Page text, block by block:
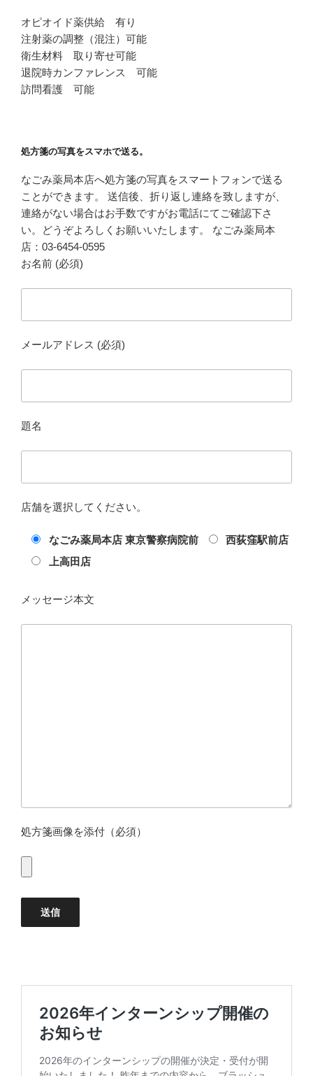
オピオイド薬供給 有り
注射薬の調整（混注）可能
衛生材料 取り寄せ可能
退院時カンファレンス 可能
訪問看護 可能
処方箋の写真をスマホで送る。
なごみ薬局本店へ処方箋の写真をスマートフォンで送る
ことができます。 送信後、折り返し連絡を致しますが、
連絡がない場合はお手数ですがお電話にてご確認下さ
い。どうぞよろしくお願いいたします。 なごみ薬局本
店：03-6454-0595
お名前 (必須)
メールアドレス (必須)
題名
店舗を選択してください。
なごみ薬局本店 東京警察病院前
西荻窪駅前店
上高田店
メッセージ本文
処方箋画像を添付（必須）